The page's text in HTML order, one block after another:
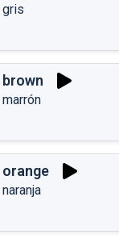
gris
brown
marrón
orange
naranja